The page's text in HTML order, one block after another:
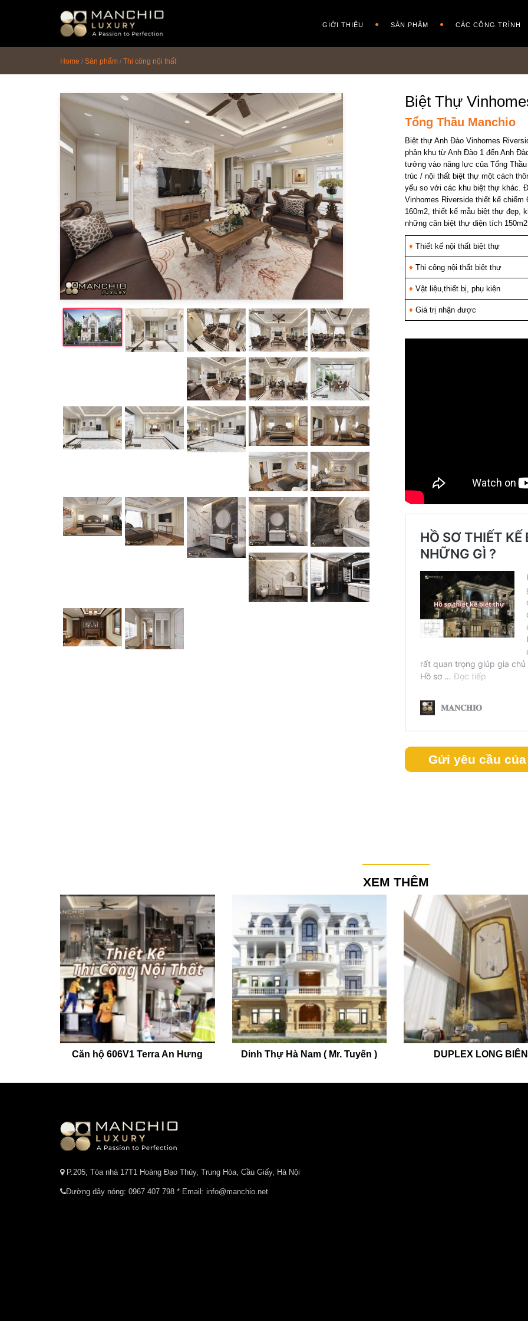
GIỚI THIỆU SẢN PHẨM CÁC CÔNG TRÌNH
Home / Sản phẩm / Thi công nội thất
Biệt Thự
Tổng Thầu Manchio
Biệt thự Anh Đào Vinhomes
phân khu từ Anh Đào 1 đến Anh
tưởng vào năng lực của Tổng
trúc / nội thất biệt thự một cách
yếu so với các khu biệt thự khác.
Vinhomes Riverside thiết kế
160m2, thiết kế mẫu biệt thự đẹp,
những căn biệt thự diện tích 150m2
♦ Thiết kế nội thất biệt thự
♦ Thi công nội thất biệt thự
♦ Vật liệu,thiết bị, phụ kiện
♦ Giá trị nhận được
Gửi yêu cầu
XEM THÊM
Căn hộ 606V1 Terra An Hưng Dinh Thự Hà Nam ( Mr. Tuyến ) DUPLEX LONG BIÊN
P.205, Tòa nhà 17T1 Hoàng Đạo Thúy, Trung Hòa, Cầu Giấy, Hà Nội
Đường dây nóng: 0967 407 798 * Email: info@manchio.net